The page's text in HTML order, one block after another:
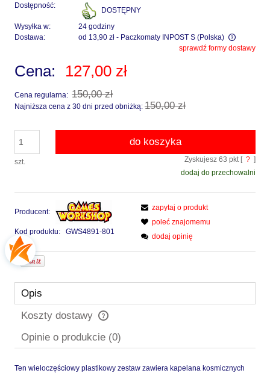
Dostępność:
DOSTĘPNY
Wysyłka w:
24 godziny
Dostawa:
od 13,90 zł - Paczkomaty INPOST S (Polska)
Cena nie zawiera ewentualnych kosztów płatnościsprawdź formy dostawy
Cena: 127,00 zł
Cena regularna: 150,00 zł
Najniższa cena z 30 dni przed obniżką: 150,00 zł
szt.
do koszyka
Zyskujesz 63 pkt [ ? ]
dodaj do przechowalni
Producent:
Kod produktu: GWS4891-801
zapytaj o produkt
poleć znajomemu
dodaj opinię
Opis
Koszty dostawy
Cena nie zawiera ewentualnych kosztów płatności
Opinie o produkcie (0)
Ten wieloczęściowy plastikowy zestaw zawiera kapelana kosmicznych